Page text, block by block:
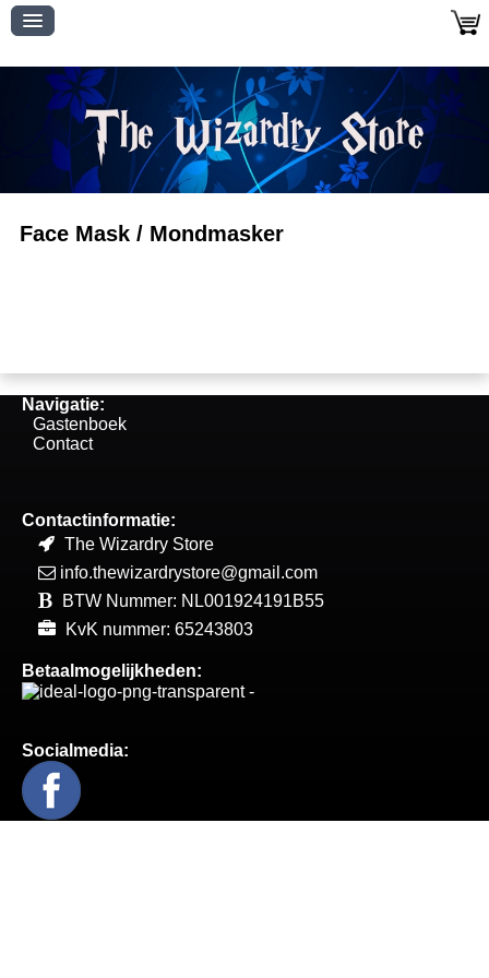
Face Mask / Mondmasker
Navigatie:
Gastenboek
Contact
Contactinformatie:
The Wizardry Store
info.thewizardrystore@gmail.com
BTW Nummer: NL001924191B55
KvK nummer: 65243803
Betaalmogelijkheden:
Socialmedia: